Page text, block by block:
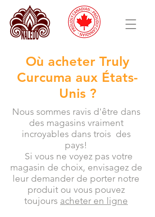
Où acheter Truly
Curcuma aux États-
Unis ?
Nous sommes ravis d'être dans
des magasins vraiment
incroyables dans trois des
pays!
Si vous ne voyez pas votre
magasin de choix, envisagez de
leur demander de porter notre
produit ou vous pouvez
toujours acheter en ligne